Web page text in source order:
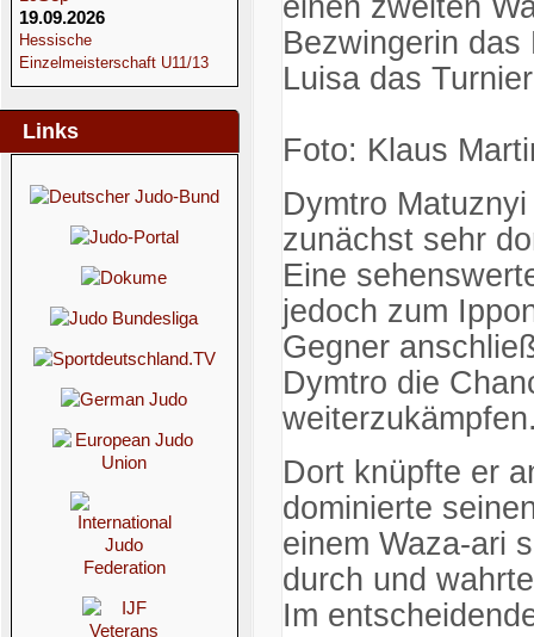
19.09.2026
Hessische
Einzelmeisterschaft U11/13
Links
einen zweiten
Bezwingerin
Luisa das
Foto: Klaus
Dymtro
zunächst sehr
Eine
jedoch zum
Gegner
Dymtro die
Dort knüpfte er
dominierte
einem Waza-ari
durch und
Im